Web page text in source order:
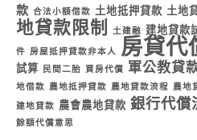
款 合法小額借款 土地抵押貸款 土地
地貸款限制
土建融 建地貸款
件 房屋抵押貸款非本人 房貸代
試算
民間二胎 買房代償 軍公教貸
地借款
農地抵押貸款 農地貸款流程 農地
建地貸款 農會農地貸款 銀行代償
餘額代償意思